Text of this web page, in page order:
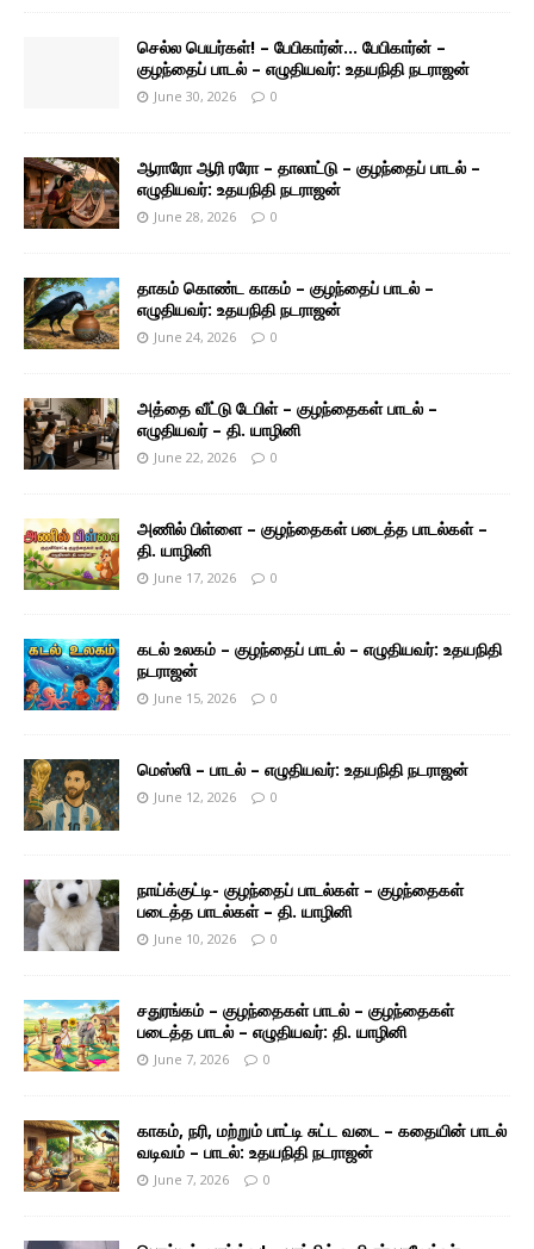
செல்ல பெயர்கள்! – பேபிகார்ன்… பேபிகார்ன் –
குழந்தைப் பாடல் – எழுதியவர்: உதயநிதி நடராஜன்
June 30, 2026 0
ஆராரோ ஆரி ரரோ – தாலாட்டு – குழந்தைப் பாடல் –
எழுதியவர்: உதயநிதி நடராஜன்
June 28, 2026 0
தாகம் கொண்ட காகம் – குழந்தைப் பாடல் –
எழுதியவர்: உதயநிதி நடராஜன்
June 24, 2026 0
அத்தை வீட்டு டேபிள் – குழந்தைகள் பாடல் –
எழுதியவர் – தி. யாழினி
June 22, 2026 0
அணில் பிள்ளை – குழந்தைகள் படைத்த பாடல்கள் –
தி. யாழினி
June 17, 2026 0
கடல் உலகம் – குழந்தைப் பாடல் – எழுதியவர்: உதயநிதி
நடராஜன்
June 15, 2026 0
மெஸ்ஸி – பாடல் – எழுதியவர்: உதயநிதி நடராஜன்
June 12, 2026 0
நாய்க்குட்டி- குழந்தைப் பாடல்கள் – குழந்தைகள்
படைத்த பாடல்கள் – தி. யாழினி
June 10, 2026 0
சதுரங்கம் – குழந்தைகள் பாடல் – குழந்தைகள்
படைத்த பாடல் – எழுதியவர்: தி. யாழினி
June 7, 2026 0
காகம், நரி, மற்றும் பாட்டி சுட்ட வடை – கதையின் பாடல்
வடிவம் – பாடல்: உதயநிதி நடராஜன்
June 7, 2026 0